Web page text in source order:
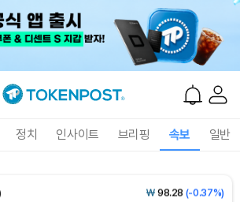
정치 인사이트 브리핑 속보 일반
₩108,192(+1.06%)
91,670,700 (+0.49%)